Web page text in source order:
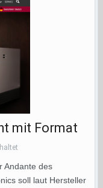
mit Format
Andante des
soll laut Hersteller